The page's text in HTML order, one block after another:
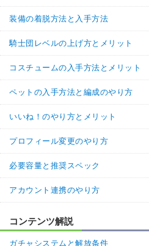
装備の着脱方法と入手方法
騎士団レベルの上げ方とメリット
コスチュームの入手方法とメリット
ペットの入手方法と編成のやり方
いいね！のやり方とメリット
プロフィール変更のやり方
必要容量と推奨スペック
アカウント連携のやり方
コンテンツ解説
ガチャシステムと解放条件